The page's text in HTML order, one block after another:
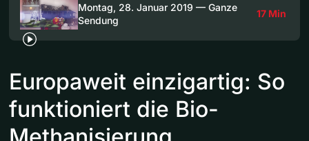
Montag, 28. Januar 2019 — Ganze
Sendung
17 Min
Europaweit einzigartig: So
funktioniert die Bio-